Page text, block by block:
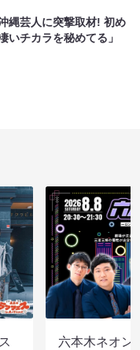
縄芸人に突撃取材! 初め
いチカラを秘めてる」
六本木ネオン